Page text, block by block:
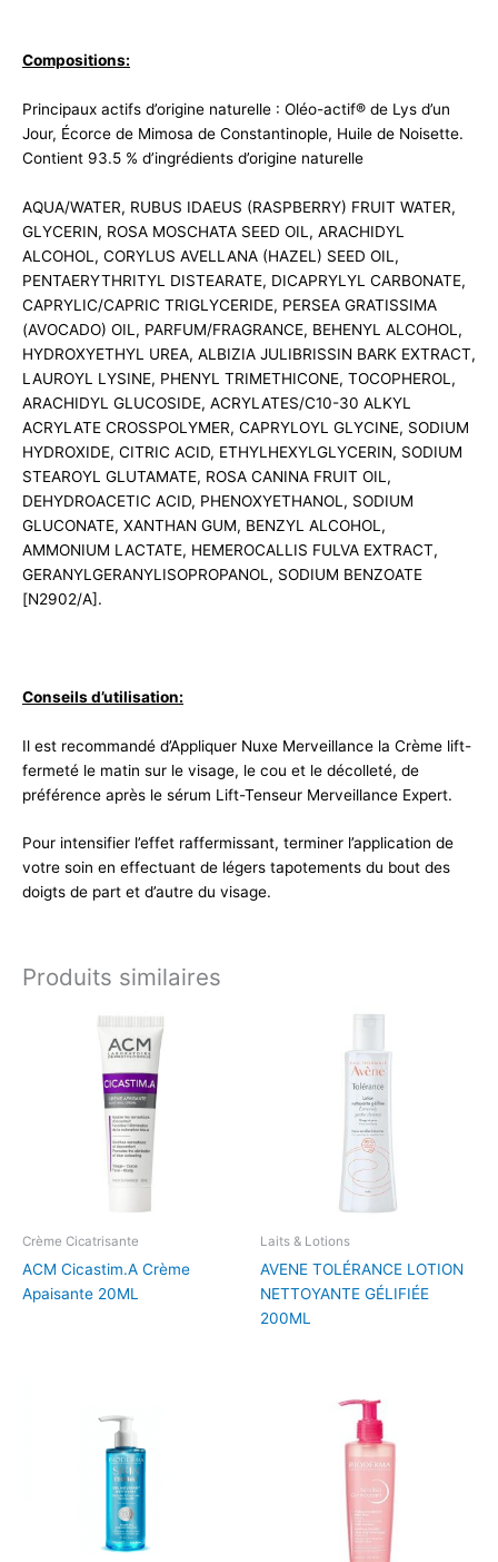
Compositions:
Principaux actifs d’origine naturelle : Oléo-actif® de Lys d’un
Jour, Écorce de Mimosa de Constantinople, Huile de Noisette.
Contient 93.5 % d’ingrédients d’origine naturelle
AQUA/WATER, RUBUS IDAEUS (RASPBERRY) FRUIT WATER,
GLYCERIN, ROSA MOSCHATA SEED OIL, ARACHIDYL
ALCOHOL, CORYLUS AVELLANA (HAZEL) SEED OIL,
PENTAERYTHRITYL DISTEARATE, DICAPRYLYL CARBONATE,
CAPRYLIC/CAPRIC TRIGLYCERIDE, PERSEA GRATISSIMA
(AVOCADO) OIL, PARFUM/FRAGRANCE, BEHENYL ALCOHOL,
HYDROXYETHYL UREA, ALBIZIA JULIBRISSIN BARK EXTRACT,
LAUROYL LYSINE, PHENYL TRIMETHICONE, TOCOPHEROL,
ARACHIDYL GLUCOSIDE, ACRYLATES/C10-30 ALKYL
ACRYLATE CROSSPOLYMER, CAPRYLOYL GLYCINE, SODIUM
HYDROXIDE, CITRIC ACID, ETHYLHEXYLGLYCERIN, SODIUM
STEAROYL GLUTAMATE, ROSA CANINA FRUIT OIL,
DEHYDROACETIC ACID, PHENOXYETHANOL, SODIUM
GLUCONATE, XANTHAN GUM, BENZYL ALCOHOL,
AMMONIUM LACTATE, HEMEROCALLIS FULVA EXTRACT,
GERANYLGERANYLISOPROPANOL, SODIUM BENZOATE
[N2902/A].
Conseils d’utilisation:
Il est recommandé d’Appliquer Nuxe Merveillance la Crème lift-
fermeté le matin sur le visage, le cou et le décolleté, de
préférence après le sérum Lift-Tenseur Merveillance Expert.
Pour intensifier l’effet raffermissant, terminer l’application de
votre soin en effectuant de légers tapotements du bout des
doigts de part et d’autre du visage.
Produits similaires
Crème Cicatrisante
ACM Cicastim.A Crème
Apaisante 20ML
Laits & Lotions
AVENE TOLÉRANCE LOTION
NETTOYANTE GÉLIFIÉE
200ML